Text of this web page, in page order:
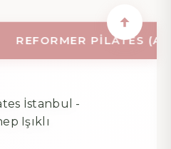
REFORMER PILATES